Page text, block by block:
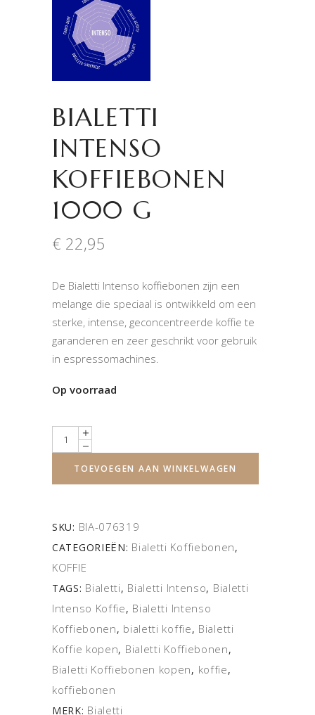
BIALETTI
INTENSO
KOFFIEBONEN
1000 G
€ 22,95
De Bialetti Intenso koffiebonen zijn een
melange die speciaal is ontwikkeld om een ​​
sterke, intense, geconcentreerde koffie te
garanderen en zeer geschrikt voor gebruik
in espressomachines.
Op voorraad
Quantity
TOEVOEGEN AAN WINKELWAGEN
SKU: BIA-076319
CATEGORIEËN: Bialetti Koffiebonen,
KOFFIE
TAGS: Bialetti, Bialetti Intenso, Bialetti
Intenso Koffie, Bialetti Intenso
Koffiebonen, bialetti koffie, Bialetti
Koffie kopen, Bialetti Koffiebonen,
Bialetti Koffiebonen kopen, koffie,
koffiebonen
MERK: Bialetti